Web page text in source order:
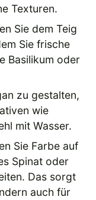
Texturen.
Sie dem Teig
Sie frische
Basilikum oder
zu gestalten,
wie
mit Wasser.
Sie Farbe auf
Spinat oder
Das sorgt
auch für